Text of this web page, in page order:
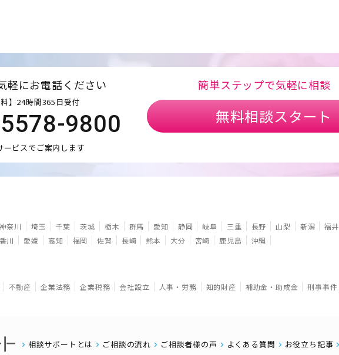
軽にお電話ください
料】24時間365日受付
9800
ービスでご案内します
簡単ステップで気軽に相談
無料相談スタート
神奈川 埼玉 千葉 茨城 栃木 群馬 愛知 静岡 岐阜 三重 長野 山梨 新潟 福井
香川 愛媛 高知 福岡 佐賀 長崎 熊本 大分 宮崎 鹿児島 沖縄
不動産 企業法務 企業税務 会社設立 人事・労務 知的財産 補助金・助成金 刑事事件
相談サポートとは ご相談の流れ ご相談者様の声 よくある質問 お役立ち記事